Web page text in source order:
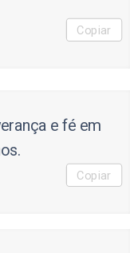
Copiar
e fé em
Copiar